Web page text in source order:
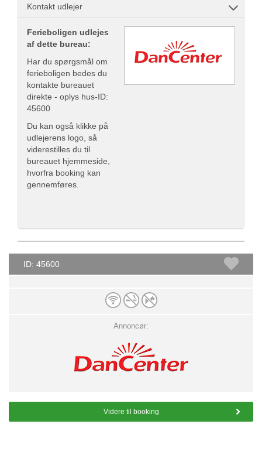
Kontakt udlejer
Ferieboligen udlejes
af dette bureau:
Har du spørgsmål om
ferieboligen bedes du
kontakte bureauet
direkte - oplys hus-ID:
45600
Du kan også klikke på
udlejerens logo, så
viderestilles du til
bureauet hjemmeside,
hvorfra booking kan
gennemføres.
ID: 45600
Annoncør:
Videre til booking